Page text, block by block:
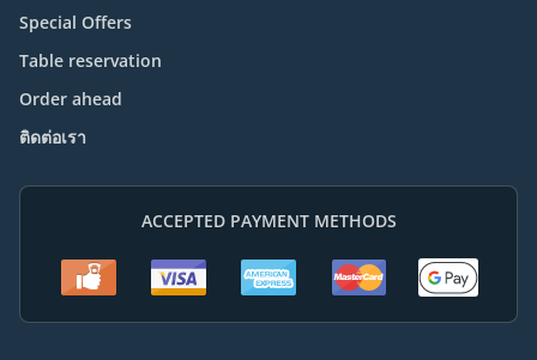
Special Offers
Table reservation
Order ahead
ติดต่อเรา
ACCEPTED PAYMENT METHODS